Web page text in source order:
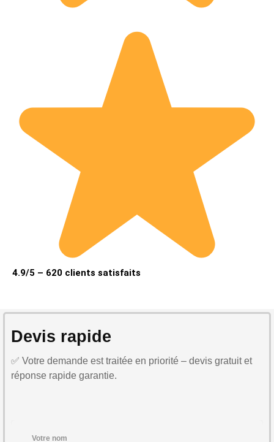
4.9/5 – 620 clients satisfaits
Devis rapide
✅ Votre demande est traitée en priorité – devis gratuit et
réponse rapide garantie.
Votre nom